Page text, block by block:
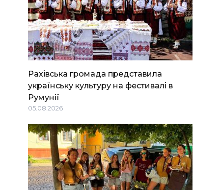
Рахівська громада представила
українську культуру на фестивалі в
Румунії
05.08.2026